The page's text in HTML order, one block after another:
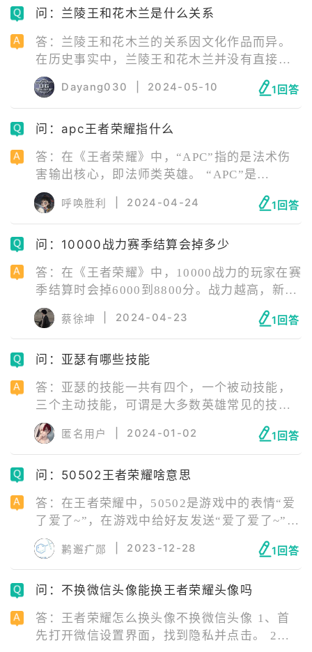
后一件装备推荐辉月。 铭文推荐： 红色铭文：
十个心眼。 以上铭文搭配主要以穿透效果和移
速为主，同时兼顾暴击效果，以提高兰陵王在
游戏中的灵活性和爆发力。
问：兰陵王和花木兰是什么关系
答：兰陵王和花木兰的关系因文化作品而异。
在历史事实中，兰陵王和花木兰并没有直接的
关系。兰陵王，原名高长恭，生活在南北朝时
期，是著名的历史人物，而花木兰的故事则是
在后来的文学和艺术作品中流传开来，关于她
的历史真实性仍有争议。 在游戏《王者荣耀》
分别属于不同的阵营，但在游戏中，他们又被
设定为情侣关系。
Dayang030 2024-05-10 1回答
问：apc王者荣耀指什么
答：在《王者荣耀》中，“APC”指的是法术伤
害输出核心，即法师类英雄。 “APC”是
“Ability Power Carry”的缩写，其中“A”代表
“Ability”（能力），“P”代表“Power”（力
量），“C”代表“Carry”（核心或携带者）。这
类英雄通常以技能伤害为主要输出方式，对敌
队技能伤害输出的核心角色，对团队的魔法输
出有着决定性的影响。
呼唤胜利 2024-04-24 1回答
问：10000战力赛季结算会掉多少
答：在《王者荣耀》中，10000战力的玩家在赛
季结算时会掉6000到8800分。战力越高，新赛
季掉的就相对较少。具体的掉分情况可能会因
为游戏的具体规则和更新情况有所不同，建议
参考游戏的最新公告或者咨询游戏客服获取最
准确的信息。
蔡徐坤 2024-04-23 1回答
问：亚瑟有哪些技能
答：亚瑟的技能一共有四个，一个被动技能，
三个主动技能，可谓是大多数英雄常见的技能
配置。 被动技能：圣光守护每2秒恢复2％的最
大生命。 一技能：誓约之盾 亚瑟增加30%移
速,持续3秒,下次普攻变为跳新,造成180(+100%
物理攻击)物理伤井将目标沉默1秒。 同时敌方
外造成目标1%最大生命的法术伤害。标记时近
的友军会增加10%的移速。
匿名用户 2024-01-02 1回答
问：50502王者荣耀啥意思
答：在王者荣耀中，50502是游戏中的表情“爱
了爱了~”，在游戏中给好友发送“爱了爱了~”，
好友需要打开消息同步，然后在QQ中查看此条
消息，就会发现这个表情消息变成了50502。
鹣邂疒郧 2023-12-28 1回答
问：不换微信头像能换王者荣耀头像吗
答：王者荣耀怎么换头像不换微信头像 1、首
先打开微信设置界面，找到隐私并点击。 2、